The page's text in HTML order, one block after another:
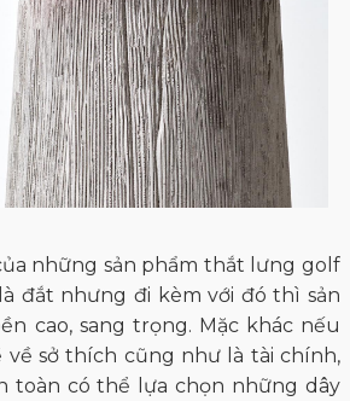
những sản phẩm thắt lưng golf
đắt nhưng đi kèm với đó thì sản
cao, sang trọng. Mặc khác nếu
về sở thích cũng như là tài chính,
toàn có thể lựa chọn những dây